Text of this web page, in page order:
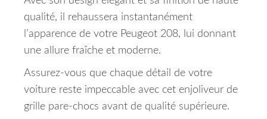
qualité, il rehaussera instantanément
l’apparence de votre Peugeot 208, lui donnant
une allure fraîche et moderne.
Assurez-vous que chaque détail de votre
voiture reste impeccable avec cet enjoliveur de
grille pare-chocs avant de qualité supérieure.